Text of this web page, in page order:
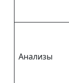
Анализы